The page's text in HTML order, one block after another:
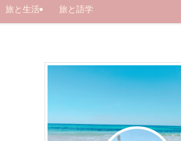
旅と生活 旅と語学